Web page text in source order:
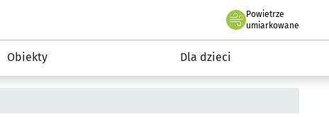
i rekreacja
Powietrze
we Wrocławiu
umiarkowane
Obiekty Dla dzieci